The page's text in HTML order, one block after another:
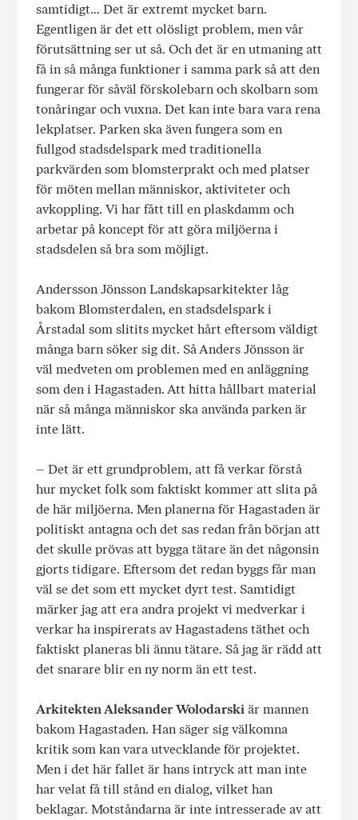
samtidigt… Det är extremt mycket barn.
Egentligen är det ett olösligt problem, men vår
förutsättning ser ut så. Och det är en utmaning att
få in så många funktioner i samma park så att den
fungerar för såväl förskolebarn och skolbarn som
tonåringar och vuxna. Det kan inte bara vara rena
lekplatser. Parken ska även fungera som en
fullgod stadsdelspark med traditionella
parkvärden som blomsterprakt och med platser
för möten mellan människor, aktiviteter och
avkoppling. Vi har fått till en plaskdamm och
arbetar på koncept för att göra miljöerna i
stadsdelen så bra som möjligt.
Andersson Jönsson Landskapsarkitekter låg
bakom Blomsterdalen, en stadsdelspark i
Årstadal som slitits mycket hårt eftersom väldigt
många barn söker sig dit. Så Anders Jönsson är
väl medveten om problemen med en anläggning
som den i Hagastaden. Att hitta hållbart material
när så många människor ska använda parken är
inte lätt.
– Det är ett grundproblem, att få verkar förstå
hur mycket folk som faktiskt kommer att slita på
de här miljöerna. Men planerna för Hagastaden är
politiskt antagna och det sas redan från början att
det skulle prövas att bygga tätare än det någonsin
gjorts tidigare. Eftersom det redan byggs får man
väl se det som ett mycket dyrt test. Samtidigt
märker jag att era andra projekt vi medverkar i
verkar ha inspirerats av Hagastadens täthet och
faktiskt planeras bli ännu tätare. Så jag är rädd att
det snarare blir en ny norm än ett test.
Arkitekten Aleksander Wolodarski är mannen
bakom Hagastaden. Han säger sig välkomna
kritik som kan vara utvecklande för projektet.
Men i det här fallet är hans intryck att man inte
har velat få till stånd en dialog, vilket han
beklagar. Motståndarna är inte intresserade av att